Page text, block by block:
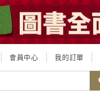
會員中心 我的訂單